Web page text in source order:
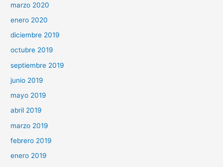
marzo 2020
enero 2020
diciembre 2019
octubre 2019
septiembre 2019
junio 2019
mayo 2019
abril 2019
marzo 2019
febrero 2019
enero 2019